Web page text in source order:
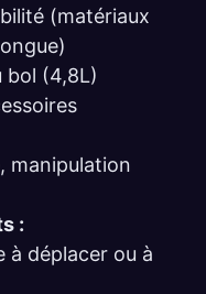
(matériaux
bol (4,8L)
manipulation
:
à déplacer ou à